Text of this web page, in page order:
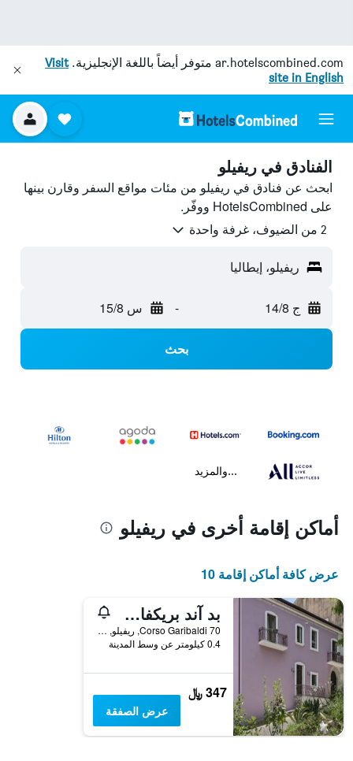
ar.hotelscombined.com متوفر أيضاً باللغة الإنجليزية.Visit
site in English
الفنادق في ريفيلو
ابحث عن فنادق في ريفيلو من مئات مواقع السفر وقارن بينها
على HotelsCombined ووفّر.
2 من الضيوف، غرفة واحدة
ريفيلو، إيطاليا
ج 14/8 - س 15/8
بحث
...والمزيد
أماكن إقامة أخرى في ريفيلو
عرض كافة أماكن إقامة 10
بد آند بريكفاست فيلا أليمي
Corso Garibaldi 70, ريفيلو, مقاطعة بوتنسا, إيطاليا
0.4 كيلومتر عن وسط المدينة
347 ﷼
عرض الصفقة